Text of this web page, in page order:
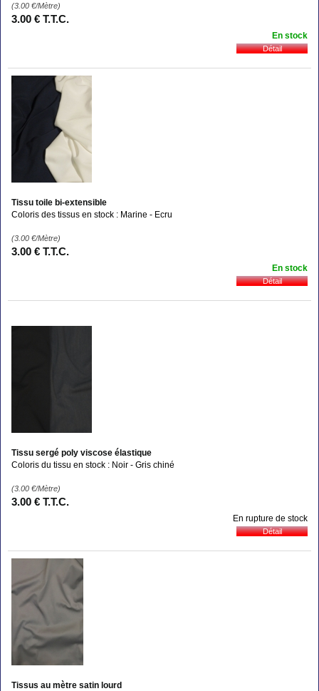
(3.00 €/Mètre)
3.00 € T.T.C.
En stock
Tissu toile bi-extensible
Coloris des tissus en stock : Marine - Ecru
(3.00 €/Mètre)
3.00 € T.T.C.
En stock
Tissu sergé poly viscose élastique
Coloris du tissu en stock : Noir - Gris chiné
(3.00 €/Mètre)
3.00 € T.T.C.
En rupture de stock
Tissus au mètre satin lourd